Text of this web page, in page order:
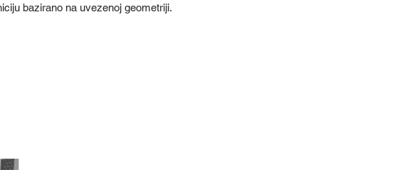
bazirano na uvezenoj geometriji.